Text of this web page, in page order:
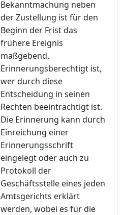
Bekanntmachung neben
der Zustellung ist für den
Beginn der Frist das
frühere Ereignis
maßgebend.
Erinnerungsberechtigt ist,
wer durch diese
Entscheidung in seinen
Rechten beeinträchtigt ist.
Die Erinnerung kann durch
Einreichung einer
Erinnerungsschrift
eingelegt oder auch zu
Protokoll der
Geschäftsstelle eines jeden
Amtsgerichts erklärt
werden, wobei es für die